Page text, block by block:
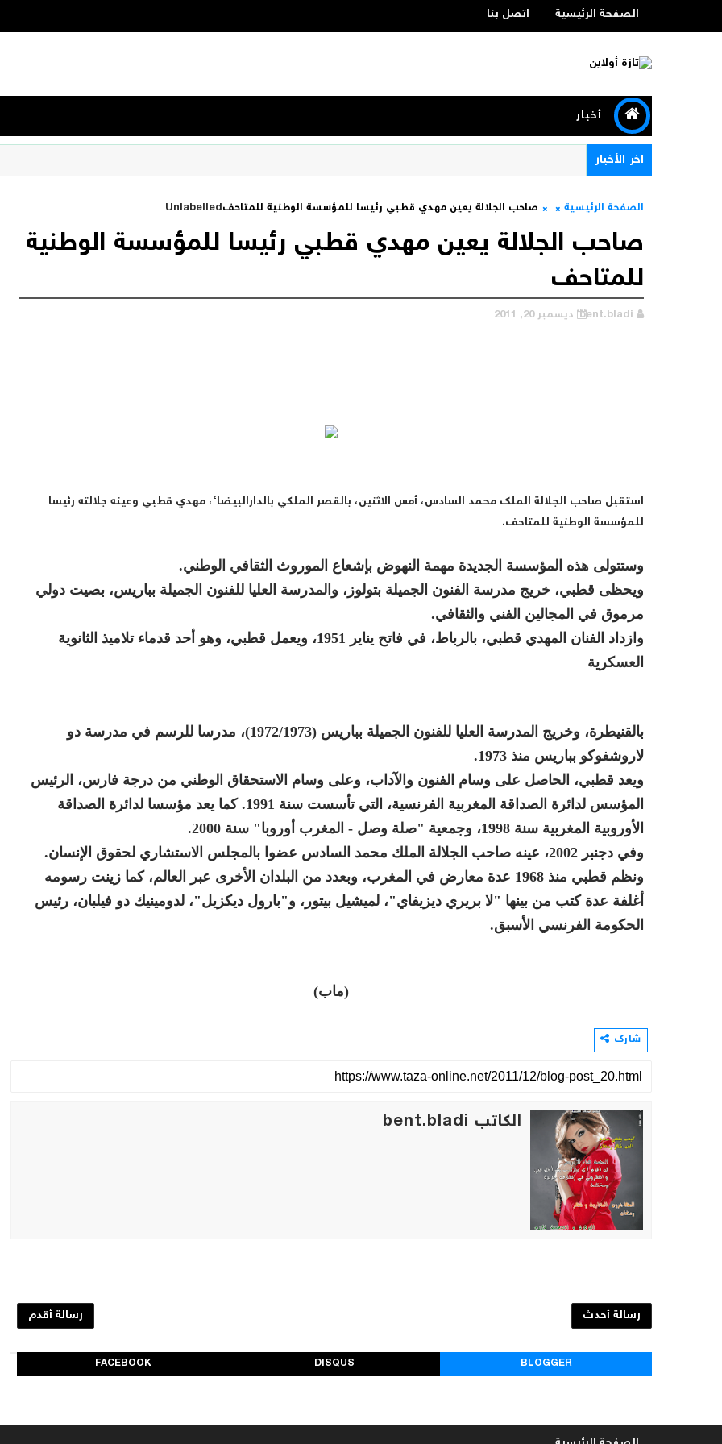
الصفحة الرئيسية اتصل بنا
أخبار
اخر الأخبار
الصفحة الرئيسية Unlabelledصاحب الجلالة يعين مهدي قطبي رئيسا للمؤسسة الوطنية للمتاحف
صاحب الجلالة يعين مهدي قطبي رئيسا للمؤسسة الوطنية
للمتاحف
bent.bladi ديسمبر 20, 2011
استقبل صاحب الجلالة الملك محمد السادس، أمس الاثنين، بالقصر الملكي بالدارالبيضاء، مهدي قطبي وعينه جلالته رئيسا
للمؤسسة الوطنية للمتاحف.
وستتولى هذه المؤسسة الجديدة مهمة النهوض بإشعاع الموروث الثقافي الوطني.
ويحظى قطبي، خريج مدرسة الفنون الجميلة بتولوز، والمدرسة العليا للفنون الجميلة بباريس، بصيت دولي
مرموق في المجالين الفني والثقافي.
وازداد الفنان المهدي قطبي، بالرباط، في فاتح يناير 1951، ويعمل قطبي، وهو أحد قدماء تلاميذ الثانوية
العسكرية
بالقنيطرة، وخريج المدرسة العليا للفنون الجميلة بباريس (1972/1973)، مدرسا للرسم في مدرسة دو
لاروشفوكو بباريس منذ 1973.
ويعد قطبي، الحاصل على وسام الفنون والآداب، وعلى وسام الاستحقاق الوطني من درجة فارس، الرئيس
المؤسس لدائرة الصداقة المغربية الفرنسية، التي تأسست سنة 1991. كما يعد مؤسسا لدائرة الصداقة
الأوروبية المغربية سنة 1998، وجمعية "صلة وصل - المغرب أوروبا" سنة 2000.
وفي دجنبر 2002، عينه صاحب الجلالة الملك محمد السادس عضوا بالمجلس الاستشاري لحقوق الإنسان.
ونظم قطبي منذ 1968 عدة معارض في المغرب، وبعدد من البلدان الأخرى عبر العالم، كما زينت رسومه
أغلفة عدة كتب من بينها "لا بريري ديزيفاي"، لميشيل بيتور، و"بارول ديكزيل"، لدومينيك دو فيلبان، رئيس
الحكومة الفرنسي الأسبق.
(ماب)
شارك
الكاتب bent.bladi
رسالة أحدث رسالة أقدم
BLOGGER
DISQUS
FACEBOOK